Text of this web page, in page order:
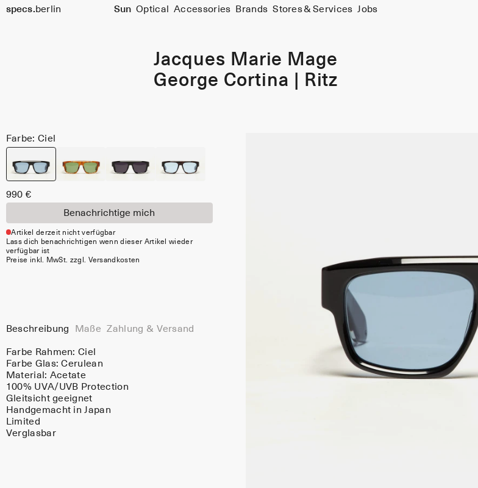
specs. berlin Sun Optical Accessories Brands Stores & Services Jobs
Jacques Marie Mage
George Cortina | Ritz
Farbe: Ciel
990 €
Benachrichtige mich
Artikel derzeit nicht verfügbar
Lass dich benachrichtigen wenn dieser Artikel wieder
verfügbar ist
Preise inkl. MwSt. zzgl. Versandkosten
Beschreibung Maße Zahlung & Versand
Farbe Rahmen:Ciel
Farbe Glas:Cerulean
Material: Acetate
100% UVA/UVB Protection
Gleitsicht geeignet
Handgemacht in Japan
Limited
Verglasbar